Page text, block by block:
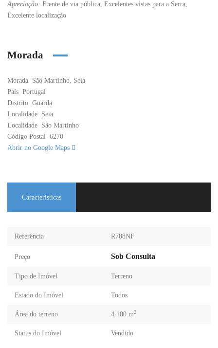
Apreciação: Frente de via pública, Excelentes vistas para a Serra,
Excelente localização
Morada
Morada São Martinho, Seia
País Portugal
Distrito Guarda
Localidade Seia
Localidade São Martinho
Código Postal 6270
Abrir no Google Maps
Características
Referência R788NF
Preço Sob Consulta
Tipo de Imóvel Terreno
Estado do Imóvel Todos
Área do terreno 4.100 m2
Status do Imóvel Vendido